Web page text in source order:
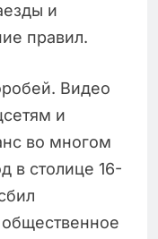
и
правил.
Видео
и
во многом
в столице 16-